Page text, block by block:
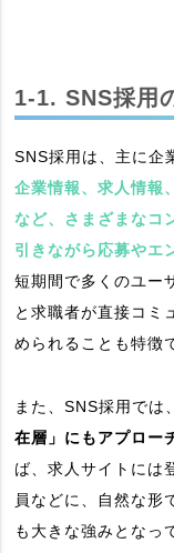
1-1. SNS採用
SNS採用は、主に企
企業情報、求人情報
など、さまざまなコ
引きながら応募やエ
短期間で多くのユー
と求職者が直接コミ
められることも特徴
また、SNS採用では
在層」にもアプロー
ば、求人サイトには
員などに、自然な形
も大きな強みとなっ